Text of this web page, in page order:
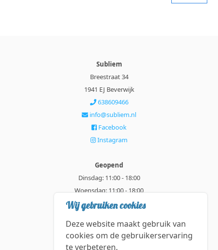
Subliem
Breestraat 34
1941 EJ Beverwijk
638609466
info@subliem.nl
Facebook
Instagram
Geopend
Dinsdag: 11:00 - 18:00
Woensdag: 11:00 - 18:00
Donderdag: 11:00 - 21:00
Zaterdag: 11:00 - 18:00
Wij gebruiken cookies
Deze website maakt gebruik van
cookies om de gebruikerservaring
te verbeteren.